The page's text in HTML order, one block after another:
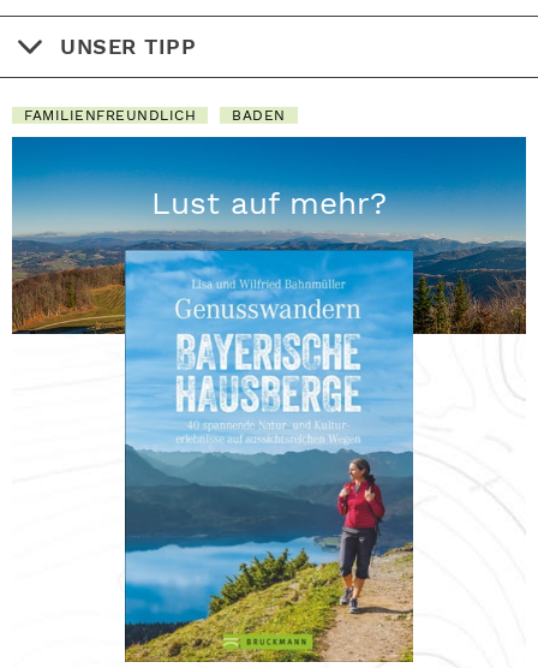
UNSER TIPP
FAMILIENFREUNDLICH BADEN
Lust auf mehr?